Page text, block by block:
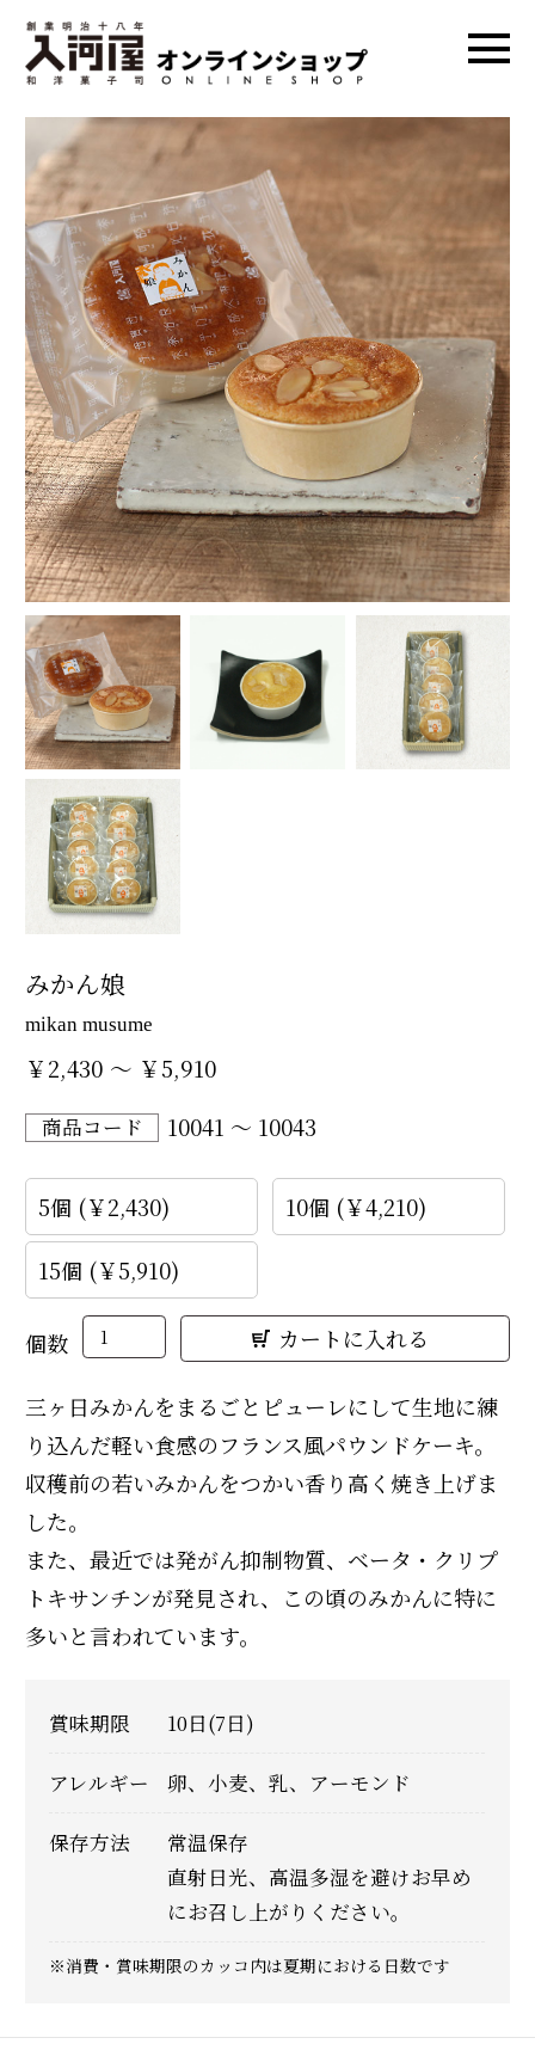
みかん娘
mikan musume
￥2,430 ～ ￥5,910
商品コード 10041 ～ 10043
5個 (￥2,430) 10個 (￥4,210)
15個 (￥5,910)
個数
三ヶ日みかんをまるごとピューレにして生地に練
り込んだ軽い食感のフランス風パウンドケーキ。
収穫前の若いみかんをつかい香り高く焼き上げま
した。
また、最近では発がん抑制物質、ベータ・クリプ
トキサンチンが発見され、この頃のみかんに特に
多いと言われています。
賞味期限 10日(7日)
アレルギー 卵、小麦、乳、アーモンド
保存方法
常温保存
直射日光、高温多湿を避けお早め
にお召し上がりください。
※消費・賞味期限のカッコ内は夏期における日数です